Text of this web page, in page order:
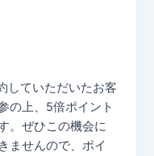
していただいたお客
の上、5倍ポイント
。ぜひこの機会に
ませんので、ポイ